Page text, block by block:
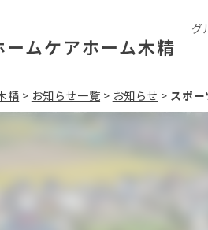
ムケアホーム木精
グ
精 > お知らせ一覧 > お知らせ > スポ